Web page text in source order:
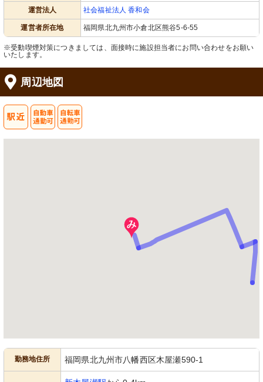
運営法人 社会福祉法人 香和会
運営者所在地 福岡県北九州市小倉北区熊谷5-6-55
※受動喫煙対策につきましては、面接時に施設担当者にお問い合わせをお願い
いたします。
周辺地図
勤務地住所 福岡県北九州市八幡西区木屋瀬590-1